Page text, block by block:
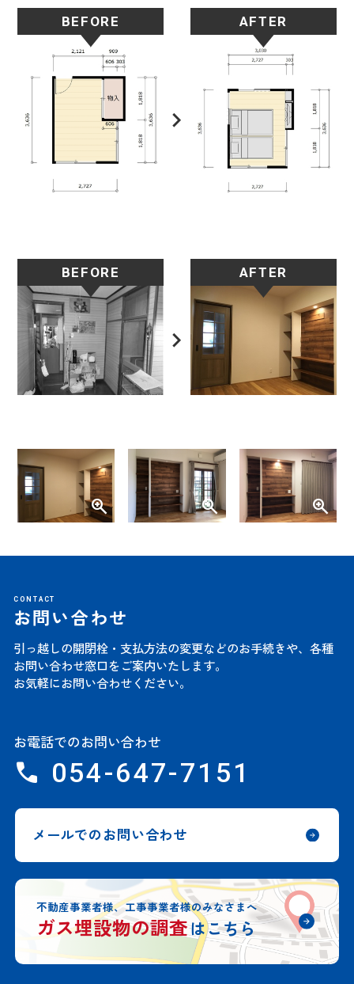
BEFORE AFTER
BEFORE AFTER
CONTACT
お問い合わせ
引っ越しの開閉栓・支払方法の変更などのお手続きや、各種
お問い合わせ窓口をご案内いたします。
お気軽にお問い合わせください。
お電話でのお問い合わせ
054-647-7151
メールでのお問い合わせ
不動産事業者様、工事事業者様のみなさまへ
ガス埋設物の調査はこちら